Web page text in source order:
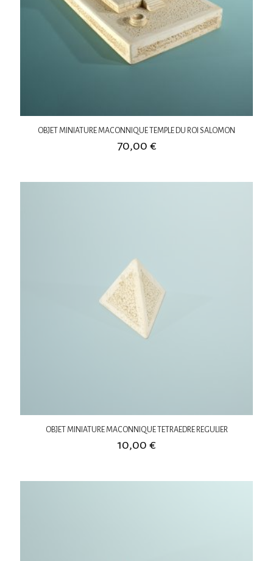
OBJET MINIATURE MACONNIQUE TEMPLE DU ROI SALOMON
70,00 €
OBJET MINIATURE MACONNIQUE TETRAEDRE REGULIER
10,00 €